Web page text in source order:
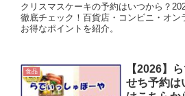
クリスマスケーキの予約はいつから？
徹底チェック！百貨店・コンビニ・オン
お得なポイントを紹介。
食品
【2026】
せち予約は